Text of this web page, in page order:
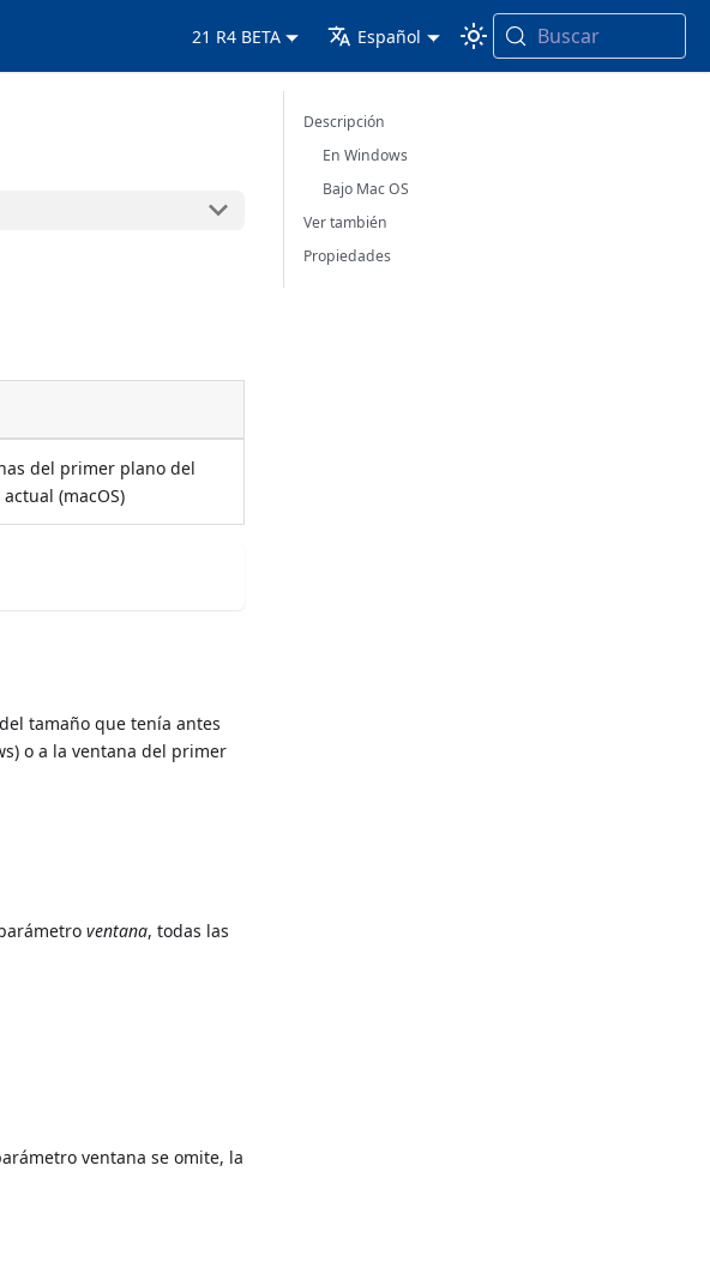
21 R4 BETA Español Buscar
del primer plano del
(macOS)
tamaño que tenía antes
o a la ventana del primer
ventana, todas las
ventana se omite, la
Descripción
En Windows
Bajo Mac OS
Ver también
Propiedades